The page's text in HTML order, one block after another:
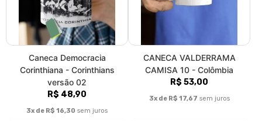
Caneca Democracia
Corinthiana - Corinthians
versão 02
R$ 48,90
3x de R$ 16,30 sem juros
CANECA VALDERRAMA
CAMISA 10 - Colômbia
R$ 53,00
3x de R$ 17,67 sem juros